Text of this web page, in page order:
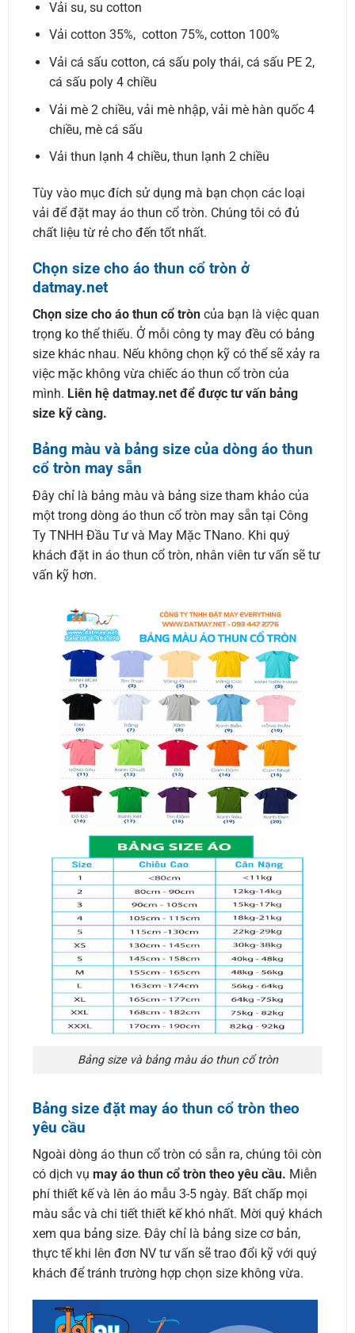
Vải su, su cotton
Vải cotton 35%, cotton 75%, cotton 100%
Vải cá sấu cotton, cá sấu poly thái, cá sấu PE 2,
cá sấu poly 4 chiều
Vải mè 2 chiều, vải mè nhập, vải mè hàn quốc 4
chiều, mè cá sấu
Vải thun lạnh 4 chiều, thun lạnh 2 chiều
Tùy vào mục đích sử dụng mà bạn chọn các loại
vải để đặt may áo thun cổ tròn. Chúng tôi có đủ
chất liệu từ rẻ cho đến tốt nhất.
Chọn size cho áo thun cổ tròn ở
datmay.net
Chọn size cho áo thun cổ tròn của bạn là việc quan
trọng ko thể thiếu. Ở mỗi công ty may đều có bảng
size khác nhau. Nếu không chọn kỹ có thể sẽ xảy ra
việc mặc không vừa chiếc áo thun cổ tròn của
mình. Liên hệ datmay.net để được tư vấn bảng
size kỹ càng.
Bảng màu và bảng size của dòng áo thun
cổ tròn may sẵn
Đây chỉ là bảng màu và bảng size tham khảo của
một trong dòng áo thun cổ tròn may sẵn tại Công
Ty TNHH Đầu Tư và May Mặc TNano. Khi quý
khách đặt in áo thun cổ tròn, nhân viên tư vấn sẽ tư
vấn kỹ hơn.
Bảng size và bảng màu áo thun cổ tròn
Bảng size đặt may áo thun cổ tròn theo
yêu cầu
Ngoài dòng áo thun cổ tròn có sẵn ra, chúng tôi còn
có dịch vụ may áo thun cổ tròn theo yêu cầu. Miễn
phí thiết kế và lên áo mẫu 3-5 ngày. Bất chấp mọi
màu sắc và chi tiết thiết kế khó nhất. Mời quý khách
xem qua bảng size. Đây chỉ là bảng size cơ bản,
thực tế khi lên đơn NV tư vấn sẽ trao đổi kỹ với quý
khách để tránh trường hợp chọn size không vừa.